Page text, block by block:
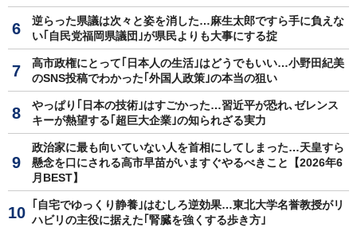
逆らった県議は次々と姿を消した…麻生太郎ですら手に負えな
い｢自民党福岡県議団｣が県民よりも大事にする掟
高市政権にとって｢日本人の生活｣はどうでもいい…小野田紀美
のSNS投稿でわかった｢外国人政策｣の本当の狙い
やっぱり｢日本の技術｣はすごかった…習近平が恐れ､ゼレンス
キーが熱望する｢超巨大企業｣の知られざる実力
政治家に最も向いていない人を首相にしてしまった…天皇すら
懸念を口にされる高市早苗がいますぐやるべきこと【2026年6
月BEST】
｢自宅でゆっくり静養｣はむしろ逆効果…東北大学名誉教授がリ
ハビリの主役に据えた｢腎臓を強くする歩き方｣